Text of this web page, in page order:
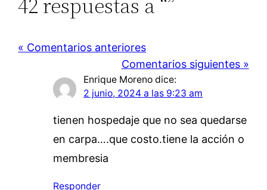
« Comentarios anteriores
Comentarios siguientes »
Enrique Moreno dice:
2 junio, 2024 a las 9:23 am
tienen hospedaje que no sea quedarse
en carpa….que costo.tiene la acción o
membresia
Responder